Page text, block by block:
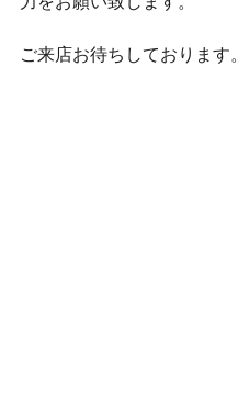
ご来店お待ちしております。